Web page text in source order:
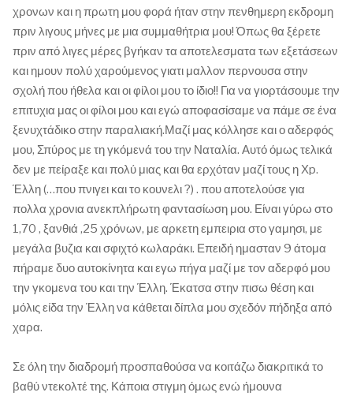
χρονων και η πρωτη μου φορά ήταν στην πενθημερη εκδρομη
πριν λιγους μήνες με μια συμμαθήτρια μου! Όπως θα ξέρετε
πριν από λιγες μέρες βγήκαν τα αποτελεσματα των εξετάσεων
και ημουν πολύ χαρούμενος γιατι μαλλον περνουσα στην
σχολή που ήθελα και οι φίλοι μου το ίδιο!! Για να γιορτάσουμε την
επιτυχια μας οι φίλοι μου και εγώ αποφασίσαμε να πάμε σε ένα
ξενυχτάδικο στην παραλιακή.Μαζί μας κόλλησε και ο αδερφός
μου, Σπύρος με τη γκόμενά του την Ναταλία. Αυτό όμως τελικά
δεν με πείραξε και πολύ μιας και θα ερχόταν μαζί τους η Χp.
Έλλη (…που πνιγει και το κουνελι ?) . που αποτελούσε για
πολλα χρονια ανεκπλήρωτη φαντασίωση μου. Είναι γύρω στο
1,70 , ξανθιά ,25 χρόνων, με αρκετη εμπειρια στο γαμησι, με
μεγάλα βυζια και σφιχτό κωλαράκι. Επειδή ημασταν 9 άτομα
πήραμε δυο αυτοκίνητα και εγω πήγα μαζί με τον αδερφό μου
την γκομενα του και την Έλλη. Έκατσα στην πισω θέση και
μόλις είδα την Έλλη να κάθεται δίπλα μου σχεδόν πήδηξα από
χαρα.
Σε όλη την διαδρομή προσπαθούσα να κοιτάζω διακριτικά το
βαθύ ντεκολτέ της. Κάποια στιγμη όμως ενώ ήμουνα